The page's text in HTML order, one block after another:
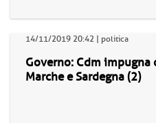
14/11/2019 20:42 | politica
Governo: Cdm
Marche e Sardegna (2)